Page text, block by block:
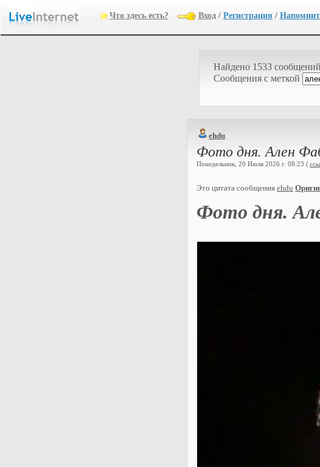
Что здесь есть? Вход / Регистрация /
Найдено 1533 сообщений
Cообщения с меткой
ehdu
Фото дня. Ален
Понедельник, 20 Июля 2026 г. 08:23 (
Это цитата сообщения ehdu
Фото дня.